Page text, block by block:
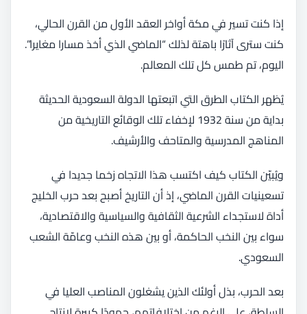
إذا كنت تسير في مكة أواخر العقد الأول من القرن الحالي،
كنت سترى آثارًا باهتة لذلك “الماضي الذي أخذ مسارا مغايرا”.
اليوم، تم طمس كل تلك المعالم.
يُظهر الكتاب الطرق التي اتبعتها الدولة السعودية الحديثة
بداية من سنة 1932 لإخفاء تلك الوقائع التاريخية من
المناهج المدرسية والمتاحف والأرشيف.
ويُبيّن الكتاب كيف اكتسب هذا الاتجاه زخما جديدا في
تسعينيات القرن الماضي، إذ أن التاريخ أصبح بعد حرب الخليج
أداة لاستجداء الشرعية الثقافية والسياسية والاقتصادية،
سواء بين النخب الحاكمة، أو بين هذه النخب وعامّة الشعب
السعودي.
بعد الحرب، بذل أولئك الذين يشغلون المناصب العليا في